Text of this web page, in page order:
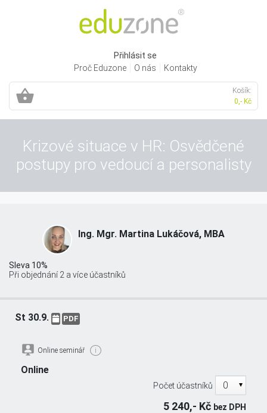
Přihlásit se
Proč Eduzone
O nás Kontakty
Košík:
0,- Kč
Krizové situace v HR: Osvědčené
postupy pro vedoucí a personalisty
Ing. Mgr. Martina Lukáčová, MBA
Sleva 10%
Při objednání 2 a více účastníků
St 30.9. PDF
Online seminář i
Online
Počet účastníků
5 240,- Kč bez DPH